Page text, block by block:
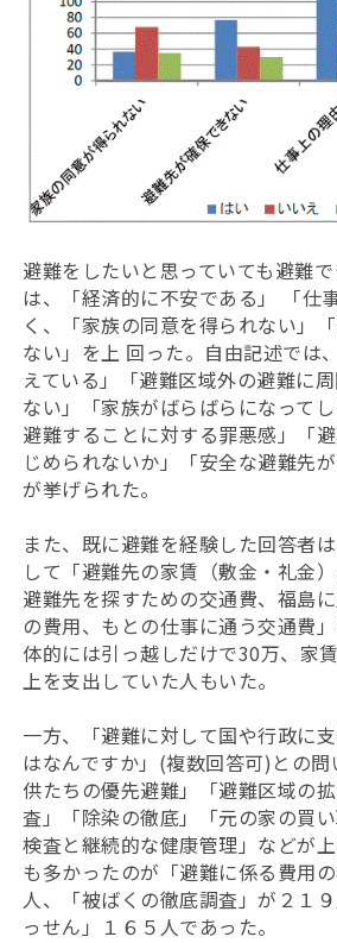
避難をしたいと思っていても避難
は、「経済的に不安である」 「仕
く、「家族の同意を得られない」
ない」を上 回った。自由記述では
えている」「避難区域外の避難に
ない」「家族がばらばらになって
避難することに対する罪悪感」「
じめられないか」「安全な避難先
が挙げられた。
また、既に避難を経験した回答者
して「避難先の家賃（敷金・礼金）
避難先を探すための交通費、福島
の費用、もとの仕事に通う交通費
体的には引っ越しだけで30万、家
上を支出していた人もいた。
一方、「避難に対して国や行政に
はなんですか」(複数回答可)との
供たちの優先避難」「避難区域の
査」「除染の徹底」「元の家の買
検査と継続的な健康管理」などが
も多かったのが「避難に係る費用
人、「被ばくの徹底調査」が２１
っせん」１６５人であった。